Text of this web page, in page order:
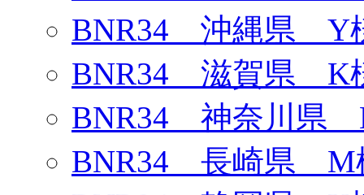
BNR34 沖縄県 Y
BNR34 滋賀県 K
BNR34 神奈川県
BNR34 長崎県 M